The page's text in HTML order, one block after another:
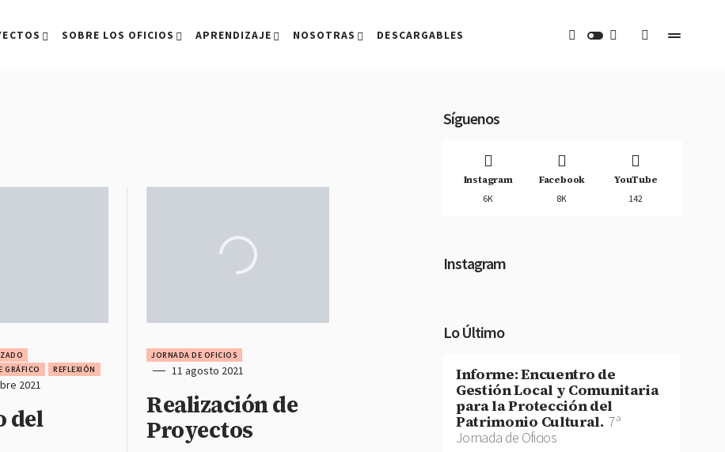
SOBRE LOS OFICIOS APRENDIZAJE NOSOTRAS DESCARGABLES
GRÁFICO
REFLEXIÓN
2021
del
JORNADA DE OFICIOS
11 agosto 2021
Realización de
Proyectos
Síguenos
Instagram
6K
Facebook
8K
YouTube
142
Instagram
Lo Último
Informe: Encuentro de
Gestión Local y Comunitaria
para la Protección del
Patrimonio Cultural. 7ª
Jornada de Oficios